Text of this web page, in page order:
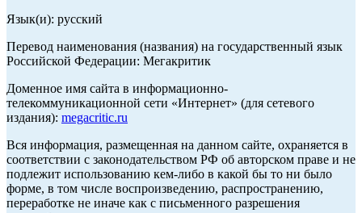
Язык(и): русский
Перевод наименования (названия) на государственный язык
Российской Федерации: Мегакритик
Доменное имя сайта в информационно-
телекоммуникационной сети «Интернет» (для сетевого
издания): megacritic.ru
Вся информация, размещенная на данном сайте, охраняется в
соответствии с законодательством РФ об авторском праве и не
подлежит использованию кем-либо в какой бы то ни было
форме, в том числе воспроизведению, распространению,
переработке не иначе как с письменного разрешения